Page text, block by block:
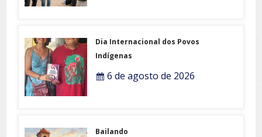
Dia Internacional dos Povos
Indígenas
6 de agosto de 2026
Bailando